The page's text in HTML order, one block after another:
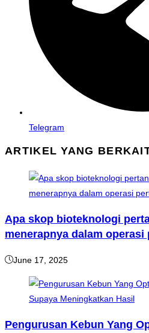
Telegram
ARTIKEL YANG
Apa skop bioteknologi
menerapnya dalam operasi
June 17, 2025
Pengurusan Kebun Yang